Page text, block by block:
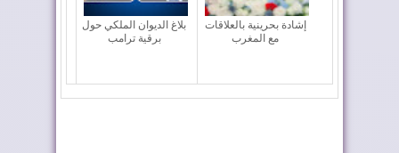
بلاغ الديوان الملكي حول
برقية ترامب
إشادة بحرينية بالعلاقات
مع المغرب